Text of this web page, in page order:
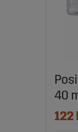
40
122